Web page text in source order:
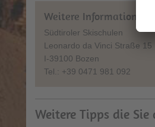
Weitere Informationen:
Südtiroler Skischulen
Leonardo da Vinci Straße 15
I-39100 Bozen
Tel.: +39 0471 981 092
Weitere Tipps die